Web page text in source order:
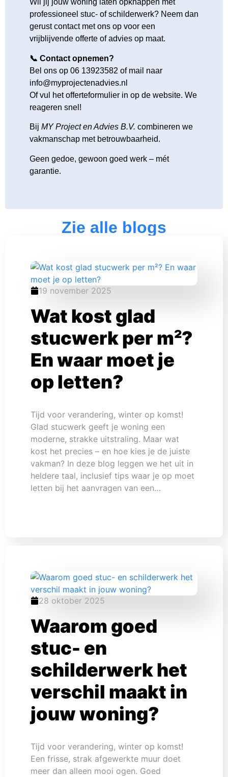
Wil jij jouw woning laten opknappen met
professioneel stuc- of schilderwerk? Neem dan
gerust contact met ons op voor een
vrijblijvende offerte of advies op maat.
📞 Contact opnemen?
Bel ons op 06 13923582 of mail naar
info@myprojectenadvies.nl
Of vul het offerteformulier in op de website. We
reageren snel!
Bij MY Project en Advies B.V. combineren we
vakmanschap met betrouwbaarheid.
Geen gedoe, gewoon goed werk – mét
garantie.
Zie alle blogs
19 november 2025
Wat kost glad
stucwerk per m²?
En waar moet je
op letten?
Tijd voor verandering, winter op komst!
Glad stucwerk geeft je woning een
moderne, strakke uitstraling. Maar wat
kost het precies – en hoe kies je de juiste
vakman? In deze blog leggen we het uit in
heldere taal, inclusief tips waar je op moet
letten bij het aanvragen van een…
28 oktober 2025
Waarom goed
stuc- en
schilderwerk het
verschil maakt in
jouw woning?
Tijd voor verandering, winter op komst!
Een frisse, strak afgewerkte muur doet
meer dan alleen mooi ogen. Goed